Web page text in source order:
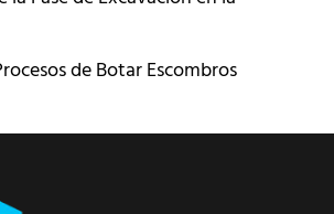
de Botar Escombros